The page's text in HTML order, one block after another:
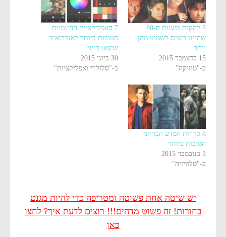
5 להקות משנות ה-80
שהיינו רוצים לשמוע מהן
יותר
15 בדצמבר 2015
ב-"מוזיקה"
7 האפליקציות החינמיות
הטובות ביותר לאנדרואיד
שיצאו ביוני
30 ביוני 2015
ב-"סלולרי ואפליקציות"
8 סדרות המדע הבדיוני
הטובות ביותר
3 בנובמבר 2015
ב-"טלוויזיה"
יש שיטה אחת פשוטה ומטריפה כדי להיות מגנט
בחורות! זה פשוט מדהים!!! רוצים לדעת איך? לחצו
כאן